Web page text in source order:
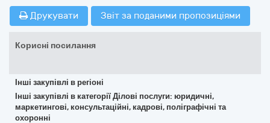
Друкувати Звіт за поданими пропозиціями
Корисні посилання
Інші закупівлі в регіоні
Інші закупівлі в категорії Ділові послуги: юридичні,
маркетингові, консультаційні, кадрові, поліграфічні та
охоронні